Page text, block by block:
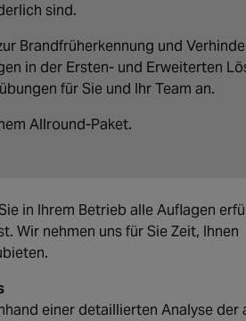
sind.
Brandfrüherkennung und
in der Ersten- und Erweiterten
für Sie und Ihr Team an.
Allround-Paket.
in Ihrem Betrieb alle Auflagen
Wir nehmen uns für Sie Zeit, Ihnen
einer detaillierten Analyse der